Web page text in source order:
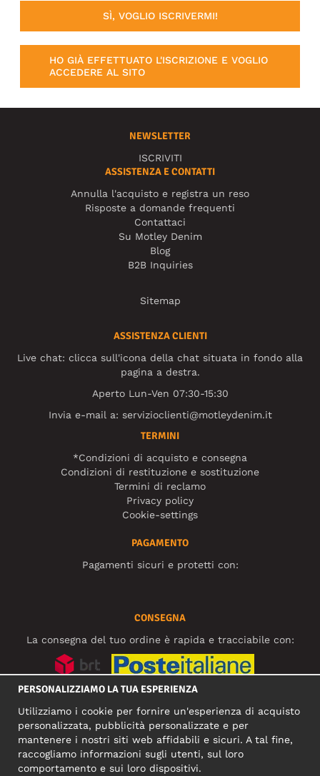
SÌ, VOGLIO ISCRIVERMI!
HO GIÀ EFFETTUATO L'ISCRIZIONE E VOGLIO
ACCEDERE AL SITO
NEWSLETTER
ISCRIVITI
ASSISTENZA E CONTATTI
Annulla l'acquisto e registra un reso
Risposte a domande frequenti
Contattaci
Su Motley Denim
Blog
B2B Inquiries
Sitemap
ASSISTENZA CLIENTI
Live chat: clicca sull'icona della chat situata in fondo alla
pagina a destra.
Aperto Lun-Ven 07:30-15:30
Invia e-mail a: servizioclienti@motleydenim.it
TERMINI
*Condizioni di acquisto e consegna
Condizioni di restituzione e sostituzione
Termini di reclamo
Privacy policy
Cookie-settings
PAGAMENTO
Pagamenti sicuri e protetti con:
CONSEGNA
La consegna del tuo ordine è rapida e tracciabile con:
INDIRIZZO COMMERCIALE
PERSONALIZZIAMO LA TUA ESPERIENZA
Utilizziamo i cookie per fornire un'esperienza di acquisto
personalizzata, pubblicità personalizzate e per
mantenere i nostri siti web affidabili e sicuri. A tal fine,
raccogliamo informazioni sugli utenti, sul loro
comportamento e sui loro dispositivi.